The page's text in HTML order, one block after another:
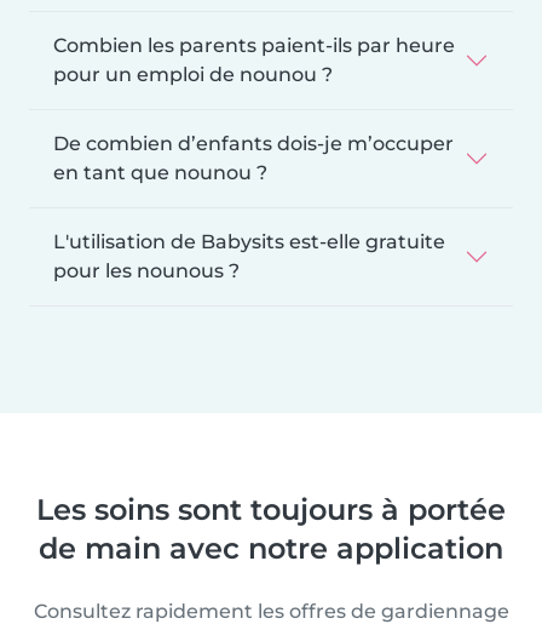
Combien les parents paient-ils par heure
pour un emploi de nounou ?
De combien d’enfants dois-je m’occuper
en tant que nounou ?
L'utilisation de Babysits est-elle gratuite
pour les nounous ?
Les soins sont toujours à portée
de main avec notre application
Consultez rapidement les offres de gardiennage